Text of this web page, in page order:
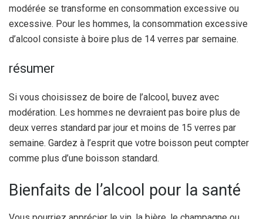
modérée se transforme en consommation excessive ou
excessive. Pour les hommes, la consommation excessive
d’alcool consiste à boire plus de 14 verres par semaine.
résumer
Si vous choisissez de boire de l’alcool, buvez avec
modération. Les hommes ne devraient pas boire plus de
deux verres standard par jour et moins de 15 verres par
semaine. Gardez à l’esprit que votre boisson peut compter
comme plus d’une boisson standard.
Bienfaits de l’alcool pour la santé